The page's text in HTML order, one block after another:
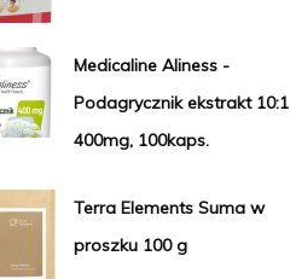
Medicaline Aliness -
Podagrycznik ekstrakt 10:1
400mg, 100kaps.
Terra Elements Suma w
proszku 100 g